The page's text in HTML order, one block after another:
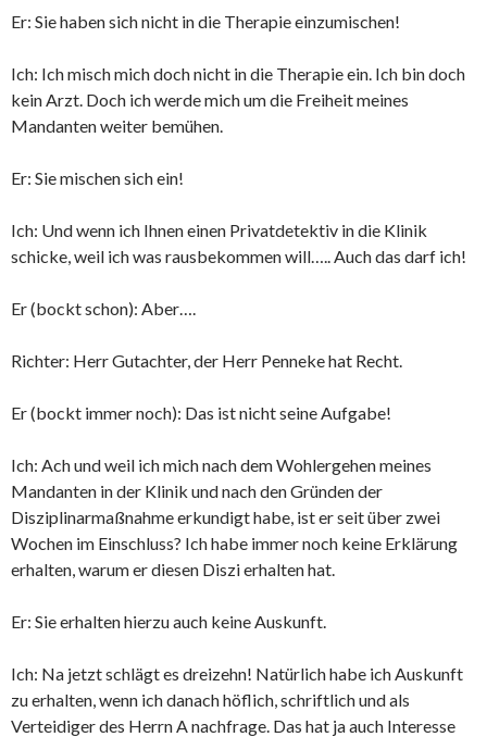
Er: Sie haben sich nicht in die Therapie einzumischen!
Ich: Ich misch mich doch nicht in die Therapie ein. Ich bin doch
kein Arzt. Doch ich werde mich um die Freiheit meines
Mandanten weiter bemühen.
Er: Sie mischen sich ein!
Ich: Und wenn ich Ihnen einen Privatdetektiv in die Klinik
schicke, weil ich was rausbekommen will….. Auch das darf ich!
Er (bockt schon): Aber….
Richter: Herr Gutachter, der Herr Penneke hat Recht.
Er (bockt immer noch): Das ist nicht seine Aufgabe!
Ich: Ach und weil ich mich nach dem Wohlergehen meines
Mandanten in der Klinik und nach den Gründen der
Disziplinarmaßnahme erkundigt habe, ist er seit über zwei
Wochen im Einschluss? Ich habe immer noch keine Erklärung
erhalten, warum er diesen Diszi erhalten hat.
Er: Sie erhalten hierzu auch keine Auskunft.
Ich: Na jetzt schlägt es dreizehn! Natürlich habe ich Auskunft
zu erhalten, wenn ich danach höflich, schriftlich und als
Verteidiger des Herrn A nachfrage. Das hat ja auch Interesse